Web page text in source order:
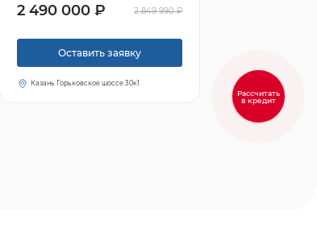
2 490 000 ₽ 2 849 990 ₽
Оставить заявку
Казань Горьковское шоссе 30к1
Рассчитать
в кредит